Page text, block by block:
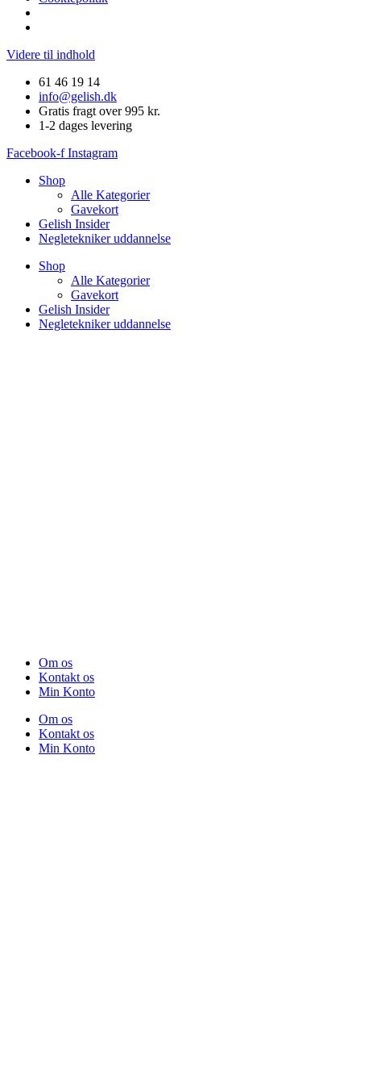
Videre til indhold
61 46 19 14
info@gelish.dk
Gratis fragt over 995 kr.
1-2 dages levering
Facebook-f Instagram
Shop
Alle Kategorier
Gavekort
Gelish Insider
Negletekniker uddannelse
Shop
Alle Kategorier
Gavekort
Gelish Insider
Negletekniker uddannelse
Om os
Kontakt os
Min Konto
Om os
Kontakt os
Min Konto